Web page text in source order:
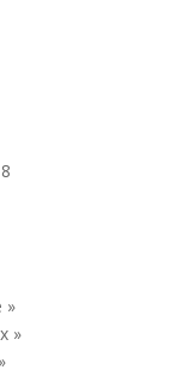
»
»